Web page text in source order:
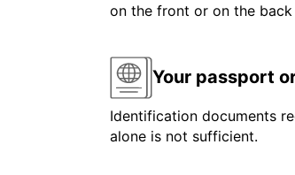
on the front or on the
Your passport
Identification documents
alone is not sufficient.